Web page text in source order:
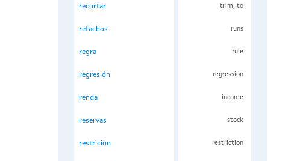
recortar trim, to
refachos runs
regra rule
regresión regression
renda income
reservas stock
restrición restriction